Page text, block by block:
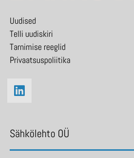
Uudised
Telli uudiskiri
Tarnimise reeglid
Privaatsuspoliitika
Sähkölehto OÜ